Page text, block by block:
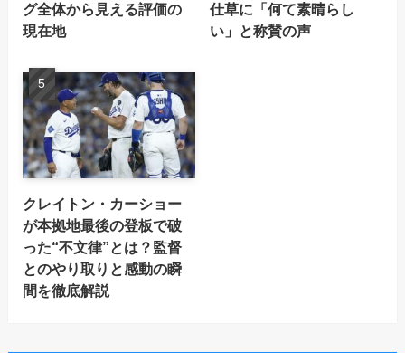
グ全体から見える評価の
現在地
仕草に「何て素晴らし
い」と称賛の声
クレイトン・カーショー
が本拠地最後の登板で破
った“不文律”とは？監督
とのやり取りと感動の瞬
間を徹底解説